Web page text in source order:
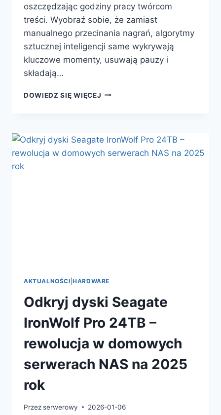
oszczędzając godziny pracy twórcom
treści. Wyobraź sobie, że zamiast
manualnego przecinania nagrań, algorytmy
sztucznej inteligencji same wykrywają
kluczowe momenty, usuwają pauzy i
składają…
DOWIEDZ SIĘ WIĘCEJ KDENLIVE
EDYTOR
WIDEO
AKTUALNOŚCI |HARDWARE
Odkryj dyski Seagate
IronWolf Pro 24TB –
rewolucja w domowych
serwerach NAS na 2025
rok
Przezserwerowy 2026-01-06